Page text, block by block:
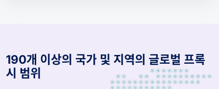
190개 이상의 국가 및 지역의 글로벌 프록
시 범위